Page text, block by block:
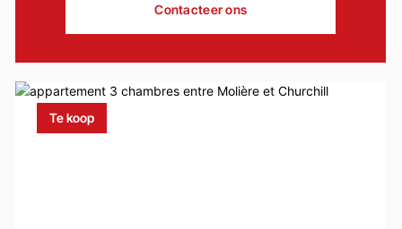
Contacteer ons
Te koop